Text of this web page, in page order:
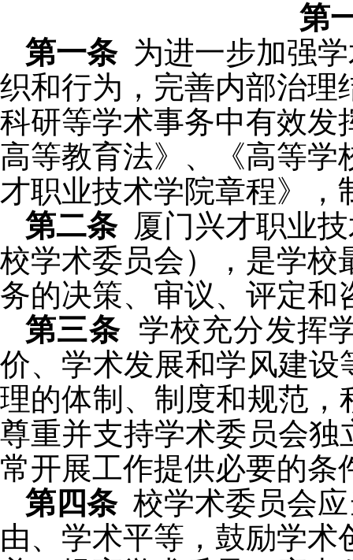
第
第一条 为进一步加强
织和行为，完善内部治理
科研等学术事务中有效发
高等教育法》、《高等学
才职业技术学院章程》，
第二条 厦门兴才职业
校学术委员会），是学校
务的决策、审议、评定和
第三条 学校充分发挥
价、学术发展和学风建
理的体制、制度和规范
尊重并支持学术委员会
常开展工作提供必要的条
第四条 校学术委员会
由、学术平等，鼓励学